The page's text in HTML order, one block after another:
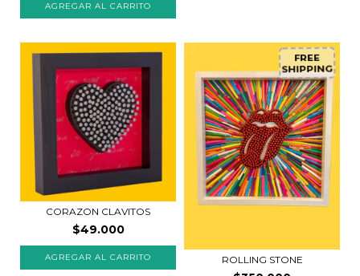
CORAZON CLAVITOS
$49.000
AGREGAR AL CARRITO
FREE
SHIPPING
ROLLING STONE